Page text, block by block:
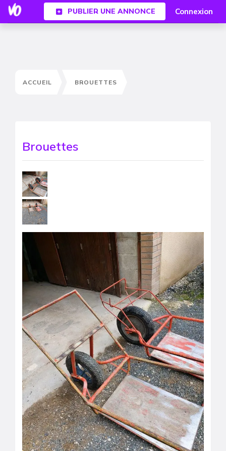
PUBLIER UNE ANNONCE Connexion
ACCUEIL BROUETTES
Brouettes